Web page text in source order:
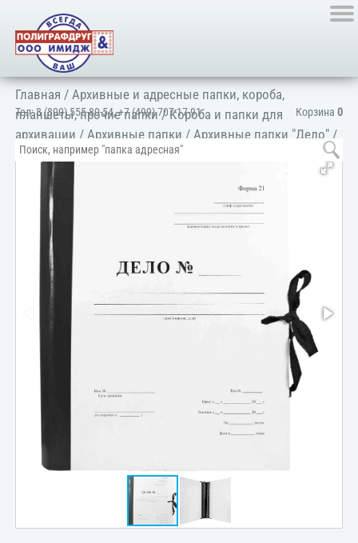
Корзина 0
Тел:8 (800) 555-80-54,+7 (499) 707-17-91
Главная /Архивные и адресные папки, короба,
планшеты, прочие папки/Короба и папки для
архивации /Архивные папки /Архивные папки "Дело" /